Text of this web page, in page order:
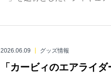
2026.06.09 グッズ情報
「カービィのエアライ